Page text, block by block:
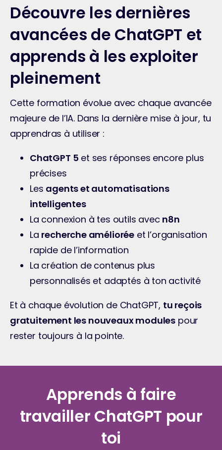
Découvre les dernières
avancées de ChatGPT et
apprends à les exploiter
pleinement
Cette formation évolue avec chaque avancée
majeure de l’IA. Dans la dernière mise à jour, tu
apprendras à utiliser :
ChatGPT 5 et ses réponses encore plus
précises
Les agents et automatisations
intelligentes
La connexion à tes outils avec n8n
La recherche améliorée et l’organisation
rapide de l’information
La création de contenus plus
personnalisés et adaptés à ton activité
Et à chaque évolution de ChatGPT, tu reçois
gratuitement les nouveaux modules pour
rester toujours à la pointe.
Apprends à faire
travailler ChatGPT pour
toi